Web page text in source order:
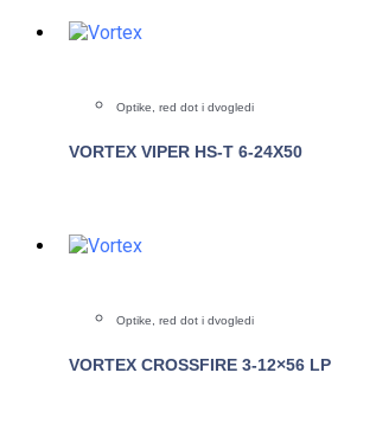
Optike, red dot i dvogledi
VORTEX VIPER HS-T 6-24X50
Optike, red dot i dvogledi
VORTEX CROSSFIRE 3-12×56 LP